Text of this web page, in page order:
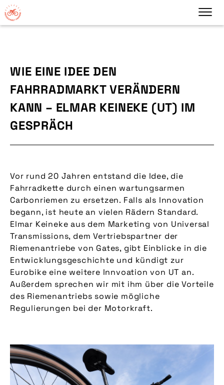
WIE EINE IDEE DEN
FAHRRADMARKT VERÄNDERN
KANN – ELMAR KEINEKE (UT) IM
GESPRÄCH
Vor rund 20 Jahren entstand die Idee, die
Fahrradkette durch einen wartungsarmen
Carbonriemen zu ersetzen. Falls als Innovation
begann, ist heute an vielen Rädern Standard.
Elmar Keineke aus dem Marketing von Universal
Transmissions, dem Vertriebspartner der
Riemenantriebe von Gates, gibt Einblicke in die
Entwicklungsgeschichte und kündigt zur
Eurobike eine weitere Innvoation von UT an.
Außerdem sprechen wir mit ihm über die Vorteile
des Riemenantriebs sowie mögliche
Regulierungen bei der Motorkraft.